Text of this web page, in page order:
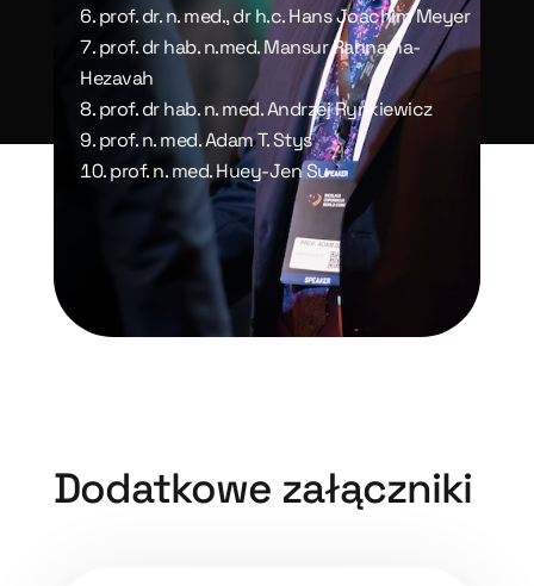
prof. dr. n. med., dr h.c. Hans Joachim Meyer
prof. dr hab. n.med.Mansur Rahnama-
Hezavah
prof. dr hab. n. med. Andrzej Rynkiewicz
prof. n. med. Adam T. Stys
prof. n. med. Huey-Jen Su
Dodatkowe załączniki